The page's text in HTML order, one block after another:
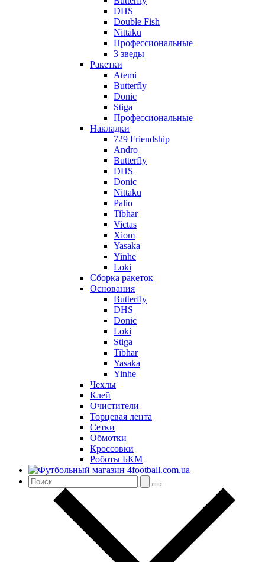
DHS
Double Fish
Nittaku
Профессиональные
3 зведы
Ракетки
Atemi
Butterfly
Donic
Stiga
Профессиональные
Накладки
729 Friendship
Andro
Butterfly
DHS
Donic
Nittaku
Palio
Tibhar
Victas
Xiom
Yasaka
Yinhe
Loki
Сборка ракеток
Основания
Butterfly
DHS
Donic
Loki
Stiga
Tibhar
Yasaka
Yinhe
Чехлы
Клей
Очистители
Торцевая лента
Сетки
Обмотки
Кроссовки
Роботы БКМ